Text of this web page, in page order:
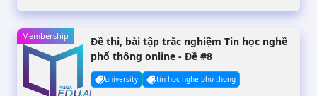
Membership
Đề thi, bài tập trắc nghiệm Tin học nghề
phổ thông online - Đề #8
university tin-hoc-nghe-pho-thong